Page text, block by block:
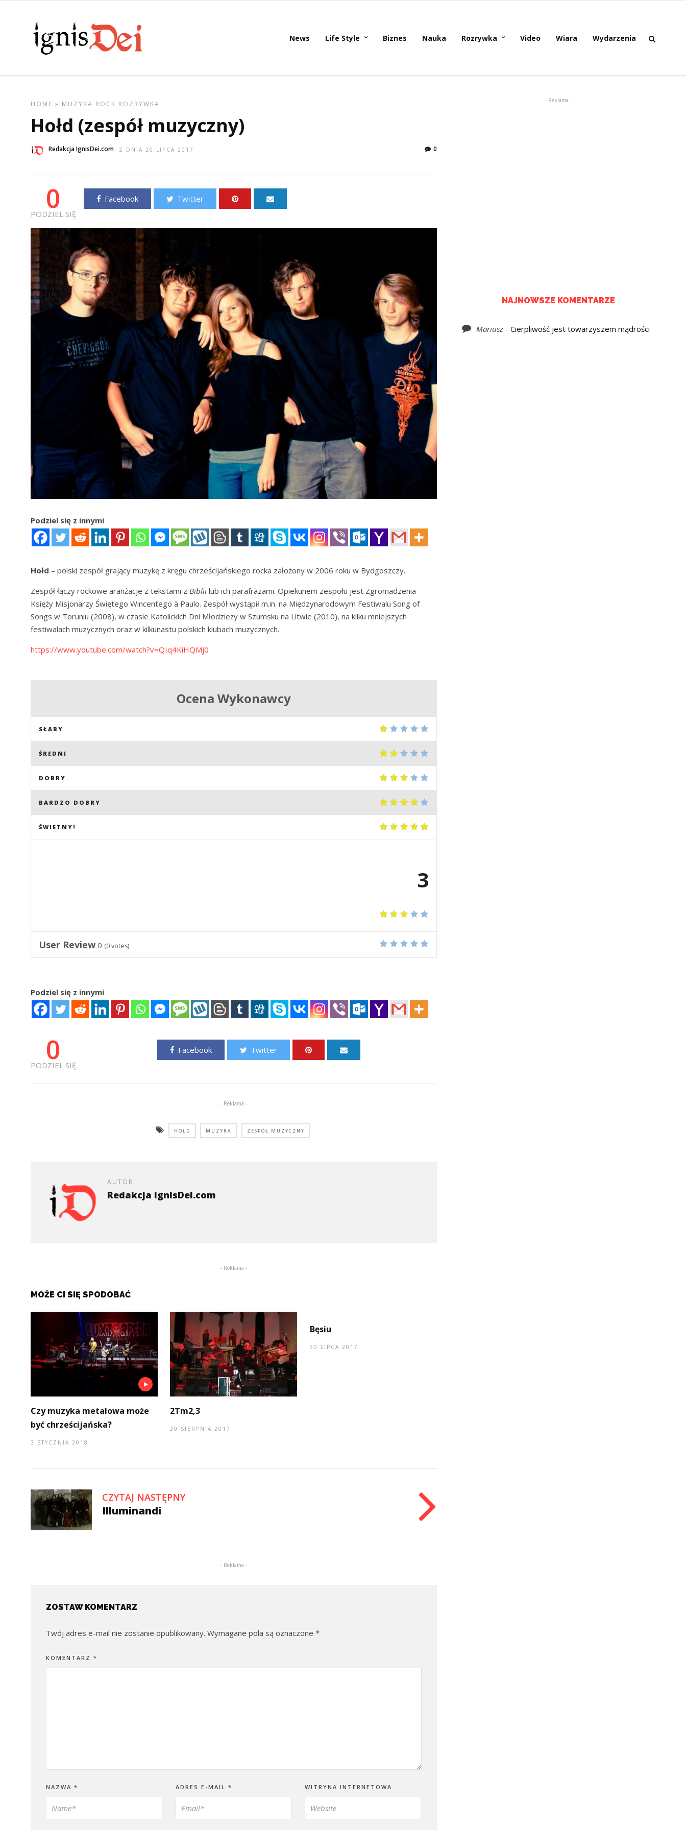
News Life Style Biznes Nauka Rozrywka Video Wiara Wydarzenia
HOME » MUZYKA ROCK ROZRYWKA
Hołd (zespół muzyczny)
Redakcja IgnisDei.com Z DNIA 20 LIPCA 2017 0
0
PODZIEL SIĘ
Facebook Twitter
Podziel się z innymi
Hołd – polski zespół grający muzykę z kręgu chrześcijańskiego rocka założony w 2006 roku w Bydgoszczy.
Zespół łączy rockowe aranżacje z tekstami z Biblii lub ich parafrazami. Opiekunem zespołu jest Zgromadzenia
Księży Misjonarzy Świętego Wincentego à Paulo. Zespół wystąpił m.in. na Międzynarodowym Festiwalu Song of
Songs w Toruniu (2008), w czasie Katolickich Dni Młodzieży w Szumsku na Litwie (2010), na kilku mniejszych
festiwalach muzycznych oraz w kilkunastu polskich klubach muzycznych.
https://www.youtube.com/watch?v=QIq4KiHQMj0
Ocena Wykonawcy
SŁABY
ŚREDNI
DOBRY
BARDZO DOBRY
ŚWIETNY!
3
User Review 0 (0votes)
Podziel się z innymi
0
PODZIEL SIĘ
Facebook Twitter
- Reklama -
HOŁD MUZYKA ZESPÓŁ MUZYCZNY
AUTOR
Redakcja IgnisDei.com
- Reklama -
MOŻE CI SIĘ SPODOBAĆ
Czy muzyka metalowa może
być chrześcijańska?
3 STYCZNIA 2018
2Tm2,3
20 SIERPNIA 2017
Bęsiu
30 LIPCA 2017
CZYTAJ NASTĘPNY
Illuminandi
- Reklama -
ZOSTAW KOMENTARZ
Twój adres e-mail nie zostanie opublikowany. Wymagane pola są oznaczone *
KOMENTARZ *
NAZWA * ADRES E-MAIL * WITRYNA INTERNETOWA
- Reklama -
NAJNOWSZE KOMENTARZE
Mariusz- Cierpliwość jest towarzyszem mądrości